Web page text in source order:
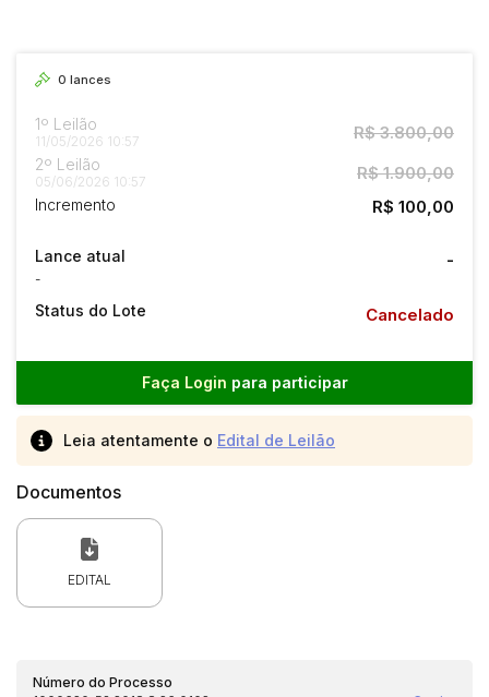
0 lances
1º Leilão
11/05/2026 10:57 R$ 3.800,00
2º Leilão
05/06/2026 10:57 R$ 1.900,00
Incremento R$ 100,00
Lance atual
-
-
Status do Lote Cancelado
Faça Login para participar
Leia atentamente o Edital de Leilão
Documentos
EDITAL
Número do Processo